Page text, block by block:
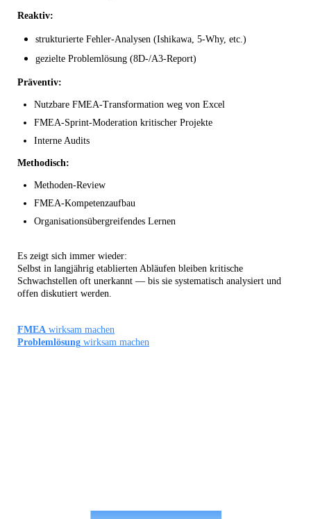
Reaktiv:
strukturierte Fehler-Analysen (Ishikawa, 5-Why, etc.)
gezielte Problemlösung (8D-/A3-Report)
Präventiv:
Nutzbare FMEA-Transformation weg von Excel
FMEA-Sprint-Moderation kritischer Projekte
Interne Audits
Methodisch:
Methoden-Review
FMEA-Kompetenzaufbau
Organisationsübergreifendes Lernen
Es zeigt sich immer wieder:
Selbst in langjährig etablierten Abläufen bleiben kritische
Schwachstellen oft unerkannt — bis sie systematisch analysiert und
offen diskutiert werden.
FMEA wirksam machen
Problemlösung wirksam machen